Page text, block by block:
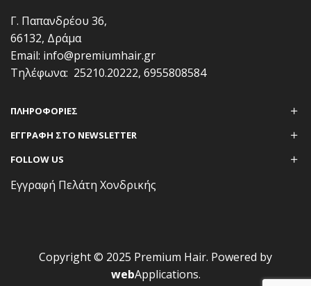
Γ. Παπανδρέου 36,
66132, Δράμα
Email: info@premiumhair.gr
Τηλέφωνα: 25210.20222, 6955808584
ΠΛΗΡΟΦΟΡΊΕΣ
ΕΓΓΡΑΦΗ ΣΤΟ NEWSLETTER
FOLLOW US
Εγγραφή Πελάτη Χονδρικής
Copyright © 2025 Premium Hair. Powered by
webApplications.